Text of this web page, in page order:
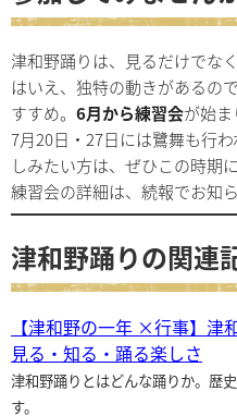
津和野踊りは、見るだけでなく
はいえ、独特の動きがあるの
すすめ。 6月から練習会が始ま
7月20日・27日には鷺舞も行
しみたい方は、ぜひこの時期
練習会の詳細は、続報でお知ら
津和野踊りの関連
【津和野の一年 ×行事】津
見る・知る・踊る楽しさ
津和野踊りとはどんな踊りか。歴
す。